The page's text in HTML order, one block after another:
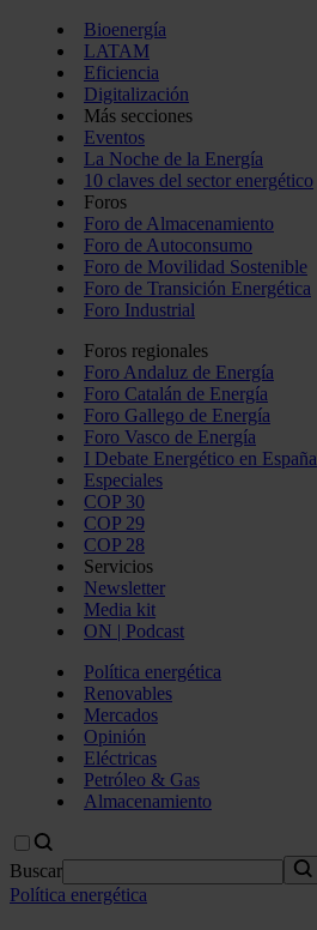
Bioenergía
LATAM
Eficiencia
Digitalización
Más secciones
Eventos
La Noche de la Energía
10 claves del sector energético
Foros
Foro de Almacenamiento
Foro de Autoconsumo
Foro de Movilidad Sostenible
Foro de Transición Energética
Foro Industrial
Foros regionales
Foro Andaluz de Energía
Foro Catalán de Energía
Foro Gallego de Energía
Foro Vasco de Energía
I Debate Energético en España
Especiales
COP 30
COP 29
COP 28
Servicios
Newsletter
Media kit
ON | Podcast
Política energética
Renovables
Mercados
Opinión
Eléctricas
Petróleo & Gas
Almacenamiento
Buscar
Política energética